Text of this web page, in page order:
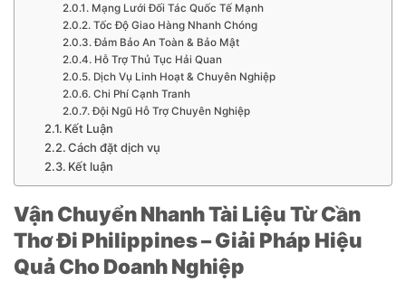
Mạng Lưới Đối Tác Quốc Tế Mạnh
Tốc Độ Giao Hàng Nhanh Chóng
Đảm Bảo An Toàn & Bảo Mật
Hỗ Trợ Thủ Tục Hải Quan
Dịch Vụ Linh Hoạt & Chuyên Nghiệp
Chi Phí Cạnh Tranh
Đội Ngũ Hỗ Trợ Chuyên Nghiệp
Kết Luận
Cách đặt dịch vụ
Kết luận
Vận Chuyển Nhanh Tài Liệu Từ Cần
Thơ Đi Philippines – Giải Pháp Hiệu
Quả Cho Doanh Nghiệp